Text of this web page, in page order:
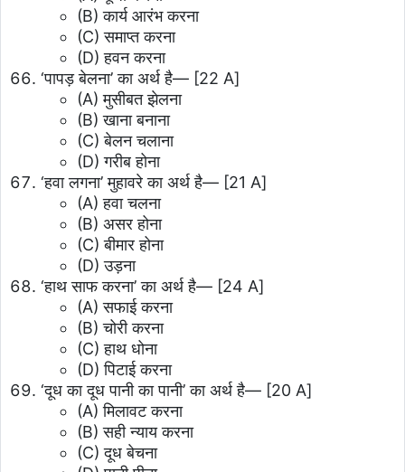
(B) कार्य आरंभ करना
(C) समाप्त करना
(D) हवन करना
‘पापड़ बेलना’ का अर्थ है— [22 A]
(A) मुसीबत झेलना
(B) खाना बनाना
(C) बेलन चलाना
(D) गरीब होना
‘हवा लगना’ मुहावरे का अर्थ है— [21 A]
(A) हवा चलना
(B) असर होना
(C) बीमार होना
(D) उड़ना
‘हाथ साफ करना’ का अर्थ है— [24 A]
(A) सफाई करना
(B) चोरी करना
(C) हाथ धोना
(D) पिटाई करना
‘दूध का दूध पानी का पानी’ का अर्थ है— [20 A]
(A) मिलावट करना
(B) सही न्याय करना
(C) दूध बेचना